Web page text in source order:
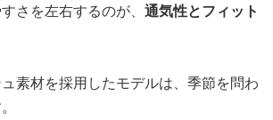
さを左右するのが、 通気性とフィット
素材を採用したモデルは、季節を問わ